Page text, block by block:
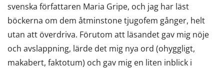
svenska författaren Maria Gripe, och jag har läst
böckerna om dem åtminstone tjugofem gånger, helt
utan att överdriva. Förutom att läsandet gav mig nöje
och avslappning, lärde det mig nya ord (ohyggligt,
makabert, faktotum) och gav mig en liten inblick i